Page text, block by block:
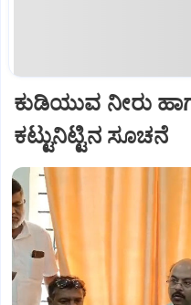
ಕುಡಿಯುವ ನೀರು
ಕಟ್ಟುನಿಟ್ಟಿನ ಸೂಚನೆ